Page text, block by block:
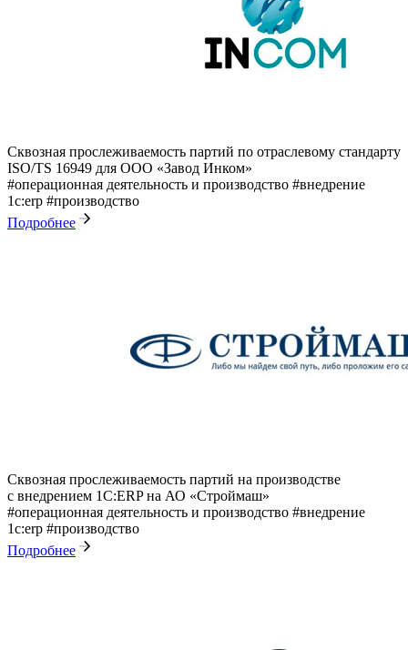
Сквозная прослеживаемость партий по отраслевому стандарту
ISO/TS 16949 для ООО «Завод Инком»
#операционная деятельность и производство #внедрение
1с:erp #производство
Подробнее
Сквозная прослеживаемость партий на производстве
с внедрением 1С:ERP на АО «Строймаш»
#операционная деятельность и производство #внедрение
1с:erp #производство
Подробнее